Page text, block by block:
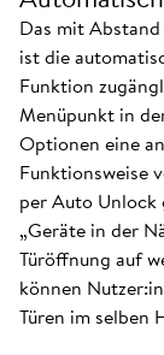
Das mit
ist die
Funktion
Menüpunkt in
Optionen eine
Funktionsweise
per Auto
„Geräte in der
Türöffnung auf
können
Türen im selben